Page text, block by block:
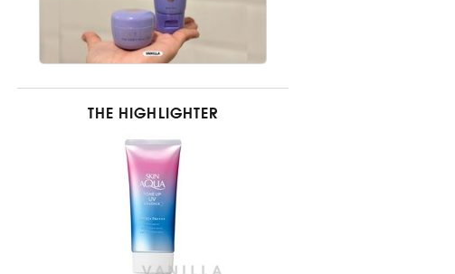
THE HIGHLIGHTER